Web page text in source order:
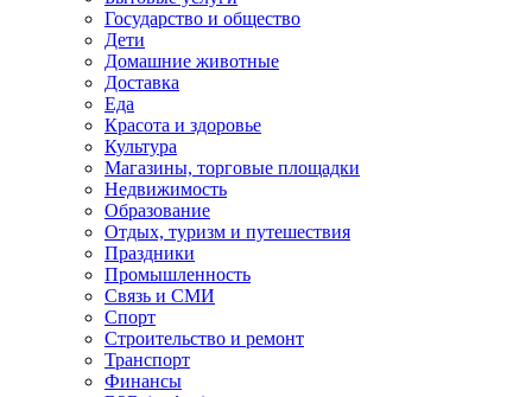
Государство и общество
Дети
Домашние животные
Доставка
Еда
Красота и здоровье
Культура
Магазины, торговые площадки
Недвижимость
Образование
Отдых, туризм и путешествия
Праздники
Промышленность
Связь и СМИ
Спорт
Строительство и ремонт
Транспорт
Финансы